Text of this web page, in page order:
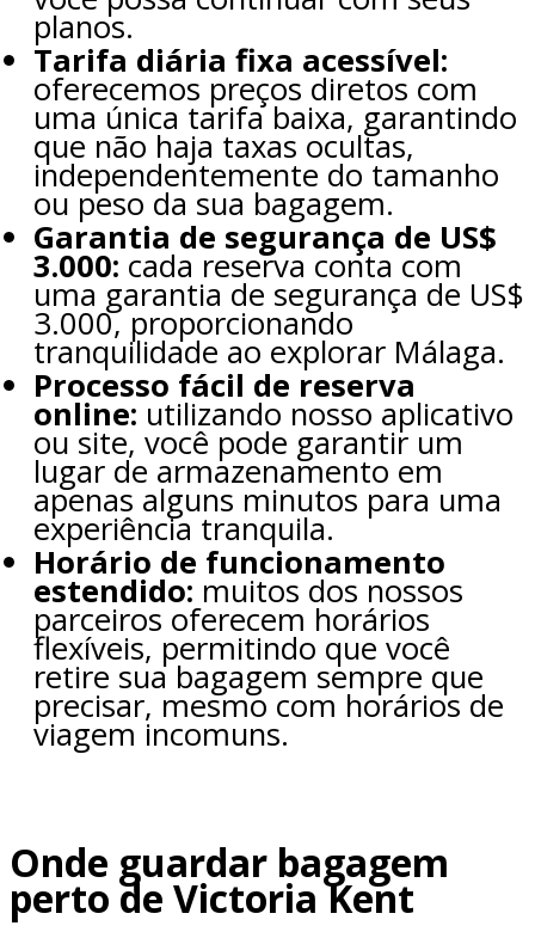
planos.
Tarifa diária fixa acessível:
oferecemos preços diretos com
uma única tarifa baixa, garantindo
que não haja taxas ocultas,
independentemente do tamanho
ou peso da sua bagagem.
Garantia de segurança de US$
3.000: cada reserva conta com
uma garantia de segurança de US$
3.000, proporcionando
tranquilidade ao explorar Málaga.
Processo fácil de reserva
online: utilizando nosso aplicativo
ou site, você pode garantir um
lugar de armazenamento em
apenas alguns minutos para uma
experiência tranquila.
Horário de funcionamento
estendido: muitos dos nossos
parceiros oferecem horários
flexíveis, permitindo que você
retire sua bagagem sempre que
precisar, mesmo com horários de
viagem incomuns.
Onde guardar bagagem
perto de Victoria Kent